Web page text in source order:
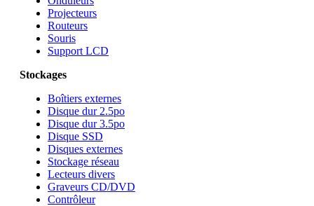
Projecteurs
Routeurs
Souris
Support LCD
Stockages
Boîtiers externes
Disque dur 2.5po
Disque dur 3.5po
Disque SSD
Disques externes
Stockage réseau
Lecteurs divers
Graveurs CD/DVD
Contrôleur